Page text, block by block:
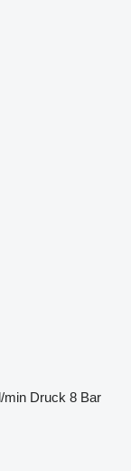
min Druck 8 Bar